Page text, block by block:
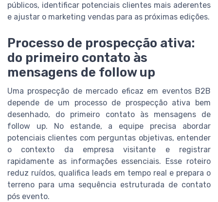
públicos, identificar potenciais clientes mais aderentes
e ajustar o marketing vendas para as próximas edições.
Processo de prospecção ativa:
do primeiro contato às
mensagens de follow up
Uma prospecção de mercado eficaz em eventos B2B
depende de um processo de prospecção ativa bem
desenhado, do primeiro contato às mensagens de
follow up. No estande, a equipe precisa abordar
potenciais clientes com perguntas objetivas, entender
o contexto da empresa visitante e registrar
rapidamente as informações essenciais. Esse roteiro
reduz ruídos, qualifica leads em tempo real e prepara o
terreno para uma sequência estruturada de contato
pós evento.